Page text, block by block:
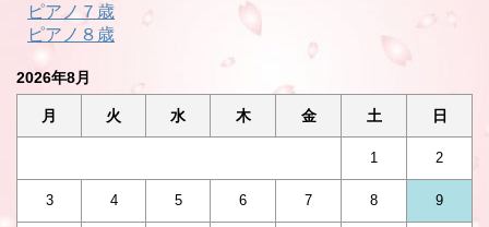
ピアノ７歳
ピアノ８歳
2026年8月
月 火 水 木 金 土 日
1 2
3 4 5 6 7 8 9